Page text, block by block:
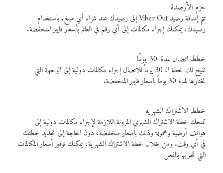
حزم الأرصدة
تتم إضافة رصيد Viber Out إلى رصيدك عند شراء أي مبلغ. باستخدام
رصيدك، يمكنك إجراء مكالمات إلى أي رقم في العالم بأسعار فايبر المنخفضة.
خطط اتصال لمدة 30 يومًا
تتيح لك خطة الـ 30 يوماً للاتصال إجراء مكالمات دولية إلى الوجهة التي
تختارها لمدة 30 يوماً بأسعار فايبر المنخفضة.
خطط الاشتراك الشهرية
تمنحك خطة الاشتراك الشهري المرونة اللازمة لإجراء مكالمات دولية إلى
هواتف أرضية ومحمولة وذلك بأسعار منخفضة، دون الحاجة إلى تجديد خطتك
في أي وقت. ومن خلال خطة الاشتراك الشهرية، يمكنك توفير أسعار المكالمات
التي تجريها بالفعل